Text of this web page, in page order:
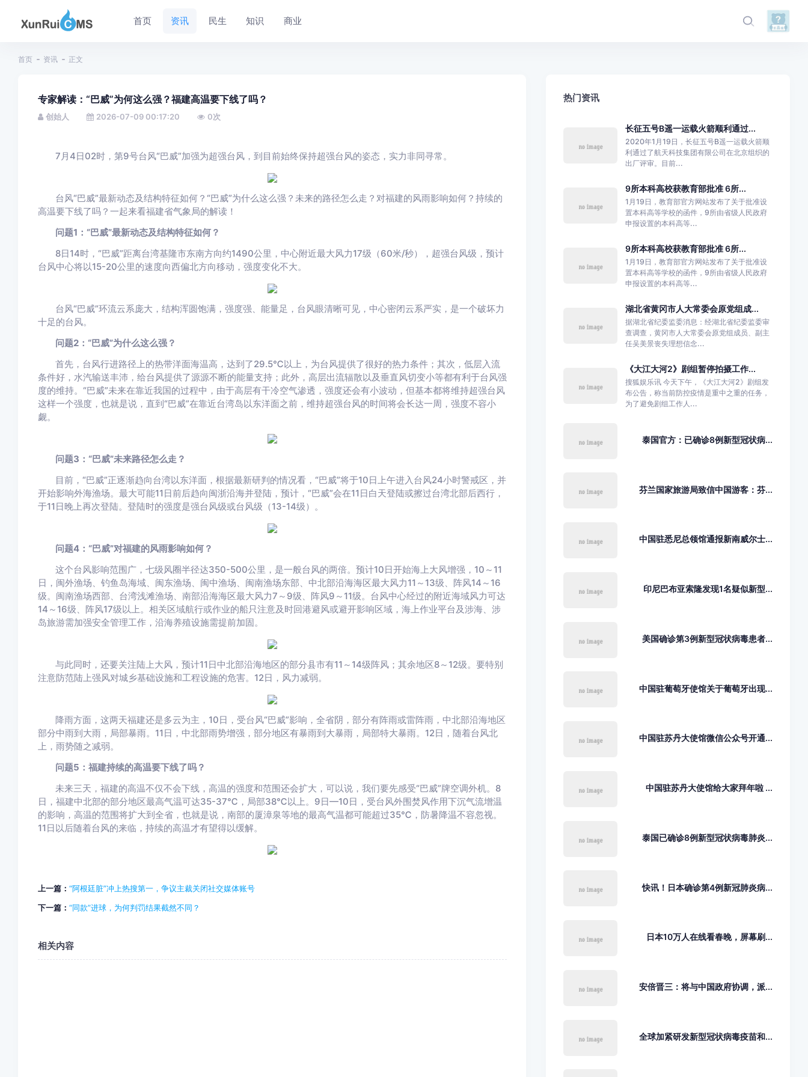
首页 资讯 民生 知识 商业
首页 资讯 正文
专家解读：“巴威”为何这么强？福建高温要下线了吗？
创始人 2026-07-09 00:17:20 0次
7月4日02时，第9号台风“巴威”加强为超强台风，到目前始终保持超强台风的姿态， 实力非同寻常。
台风“巴威”最新动态及结构特征如何？“巴威”为什么这么强？未来的路径怎么走？对福建的风雨影响如何？持续的
高温要下线了吗？ 一起来看福建省气象局的解读！
问题1：“巴威”最新动态及结构特征如何？
8日14时，“巴威”距离台湾基隆市东南方向约1490公里，中心附近最大风力17级（60米/秒），超强台风级，预计
台风中心将以15-20公里的速度向西偏北方向移动，强度变化不大。
台风“巴威”环流云系庞大，结构浑圆饱满，强度强、能量足，台风眼清晰可见，中心密闭云系严实，是一个破坏力
十足的台风。
问题2：“巴威”为什么这么强？
首先，台风行进路径上的热带洋面海温高，达到了29.5℃以上，为台风提供了很好的热力条件；其次，低层入流
条件好，水汽输送丰沛，给台风提供了源源不断的能量支持；此外，高层出流辐散以及垂直风切变小等都有利于台风强
度的维持。“巴威”未来在靠近我国的过程中，由于高层有干冷空气渗透，强度还会有小波动，但基本都将维持超强台风
这样一个强度，也就是说，直到“巴威”在靠近台湾岛以东洋面之前，维持超强台风的时间将会长达一周，强度不容小
觑。
问题3：“巴威”未来路径怎么走？
目前，“巴威”正逐渐趋向台湾以东洋面，根据最新研判的情况看，“巴威”将于10日上午进入台风24小时警戒区，并
开始影响外海渔场。最大可能11日前后趋向闽浙沿海并登陆，预计，“巴威”会在11日白天登陆或擦过台湾北部后西行，
于11日晚上再次登陆。登陆时的强度是强台风级或台风级（13-14级）。
问题4：“巴威”对福建的风雨影响如何？
这个台风影响范围广，七级风圈半径达350-500公里，是一般台风的两倍。预计10日开始海上大风增强，10～11
日，闽外渔场、钓鱼岛海域、闽东渔场、闽中渔场、闽南渔场东部、中北部沿海海区最大风力11～13级、阵风14～16
级。闽南渔场西部、台湾浅滩渔场、南部沿海海区最大风力7～9级、阵风9～11级。台风中心经过的附近海域风力可达
14～16级、阵风17级以上。相关区域航行或作业的船只注意及时回港避风或避开影响区域，海上作业平台及涉海、涉
岛旅游需加强安全管理工作，沿海养殖设施需提前加固。
与此同时，还要关注陆上大风，预计11日中北部沿海地区的部分县市有11～14级阵风；其余地区8～12级。要特别
注意防范陆上强风对城乡基础设施和工程设施的危害。12日，风力减弱。
降雨方面，这两天福建还是多云为主，10日，受台风“巴威”影响，全省阴，部分有阵雨或雷阵雨，中北部沿海地区
部分中雨到大雨，局部暴雨。11日，中北部雨势增强，部分地区有暴雨到大暴雨，局部特大暴雨。12日，随着台风北
上，雨势随之减弱。
问题5：福建持续的高温要下线了吗？
未来三天，福建的高温不仅不会下线，高温的强度和范围还会扩大，可以说，我们要先感受“巴威”牌空调外机。8
日，福建中北部的部分地区最高气温可达35-37℃，局部38℃以上。9日—10日，受台风外围焚风作用下沉气流增温
的影响，高温的范围将扩大到全省，也就是说，南部的厦漳泉等地的最高气温都可能超过35℃，防暑降温不容忽视。
11日以后随着台风的来临，持续的高温才有望得以缓解。
上一篇： “阿根廷脏”冲上热搜第一，争议主裁关闭社交媒体账号
下一篇： “同款”进球，为何判罚结果截然不同？
相关内容
热门资讯
长征五号B遥一运载火箭顺利通过...
2020年1月19日，长征五号B遥一运载火箭顺
利通过了航天科技集团有限公司在北京组织的
出厂评审。目前...
9所本科高校获教育部批准 6所...
1月19日，教育部官方网站发布了关于批准设
置本科高等学校的函件，9所由省级人民政府
申报设置的本科高等...
9所本科高校获教育部批准 6所...
1月19日，教育部官方网站发布了关于批准设
置本科高等学校的函件，9所由省级人民政府
申报设置的本科高等...
湖北省黄冈市人大常委会原党组成...
据湖北省纪委监委消息：经湖北省纪委监委审
查调查，黄冈市人大常委会原党组成员、副主
任吴美景丧失理想信念...
《大江大河2》剧组暂停拍摄工作...
搜狐娱乐讯 今天下午，《大江大河2》剧组发
布公告，称当前防控疫情是重中之重的任务，
为了避免剧组工作人...
泰国官方：已确诊8例新型冠状病...
芬兰国家旅游局致信中国游客：芬...
中国驻悉尼总领馆通报新南威尔士...
印尼巴布亚索隆发现1名疑似新型...
美国确诊第3例新型冠状病毒患者...
中国驻葡萄牙使馆关于葡萄牙出现...
中国驻苏丹大使馆微信公众号开通...
中国驻苏丹大使馆给大家拜年啦 ...
泰国已确诊8例新型冠状病毒肺炎...
快讯！日本确诊第4例新冠肺炎病...
日本10万人在线看春晚，屏幕刷...
安倍晋三：将与中国政府协调，派...
全球加紧研发新型冠状病毒疫苗和...